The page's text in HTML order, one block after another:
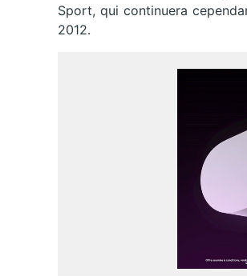
Sport, qui continuera
2012.